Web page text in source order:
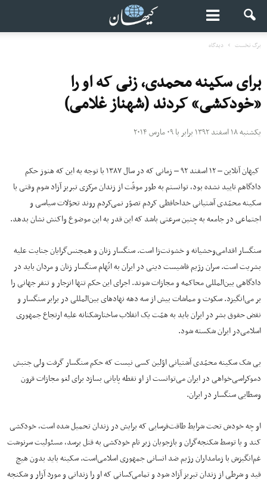
برگ نخست دیدگاه
برای سکینه محمدی، زنی که او را
«خودکشی» کردند (شهناز غلامی)
یکشنبه ۱۸ اسفند ۱۳۹۲ برابر با ۰۹ مارس ۲۰۱۴
کیهان آنلاین – ۱۲ اسفند ۹۲ – زمانی که در سال ۱۳۸۷ با توجه به این که هنوز حکم
دادگاهم تایید نشده بود، توانستم به طور موقّت از زندان مرکزی تبریز آزاد شوم وقتی با
سکینه محمّدی آشتیانی خداحافظی کردم تصوّر نمی‌کردم روند تحوّلات سیاسی و
اجتماعی در جامعه به چنین سرعتی باشد که این قدر به این موضوع واکنش نشان بدهد.
سنگسار اقدامی‌وحشیانه و خشونت‌زا است. سنگسار زنان و همجنس‌گرایان جنایت علیه
بشریت است. سران رژیم فاشیست دینی در ایران به اتّهام سنگسار زنان و مردان باید در
دادگاهی بین‌المللی محاکمه و مجازات شوند. اجرای این حکم تنها انزجار و تنفر جهانی را
بر می‌انگیزد. سکوت و مماشات بیش از سه دهه نهادهای بین‌المللی در برابر سنگسار و
نقض حقوق بشر در ایران باید به همّت یک انقلاب ساختارشکنانه علیه ارتجاع جمهوری
اسلامی‌در ایران شکسته شود.
بی شک سکینه محمّدی آشتیانی اوّلین کسی نیست که حکم سنگسار گرفت ولی جنبش
دموکراسی‌خواهی در ایران می‌توانست از او نقطه پایانی بسازد برای لغو مجازات قرون
وسطایی سنگسار در ایران.
او چه خودش تحت شرایط طاقت‌فرسایی که برایش در زندان تحمیل شده است، خودکشی
کند و یا توسط شکنجه‌گران و بازجویان زیر نام خودکشی به قتل برسد، مسئولیت سرنوشت
غم‌انگیزش با زمامداران رژیم ضد انسانی جمهوری اسلامی‌است. سکینه باید بدون هیچ
قید و شرطی از زندان تبریز آزاد شود و تمامی‌کسانی که او را زندانی و مورد آزار و شکنجه